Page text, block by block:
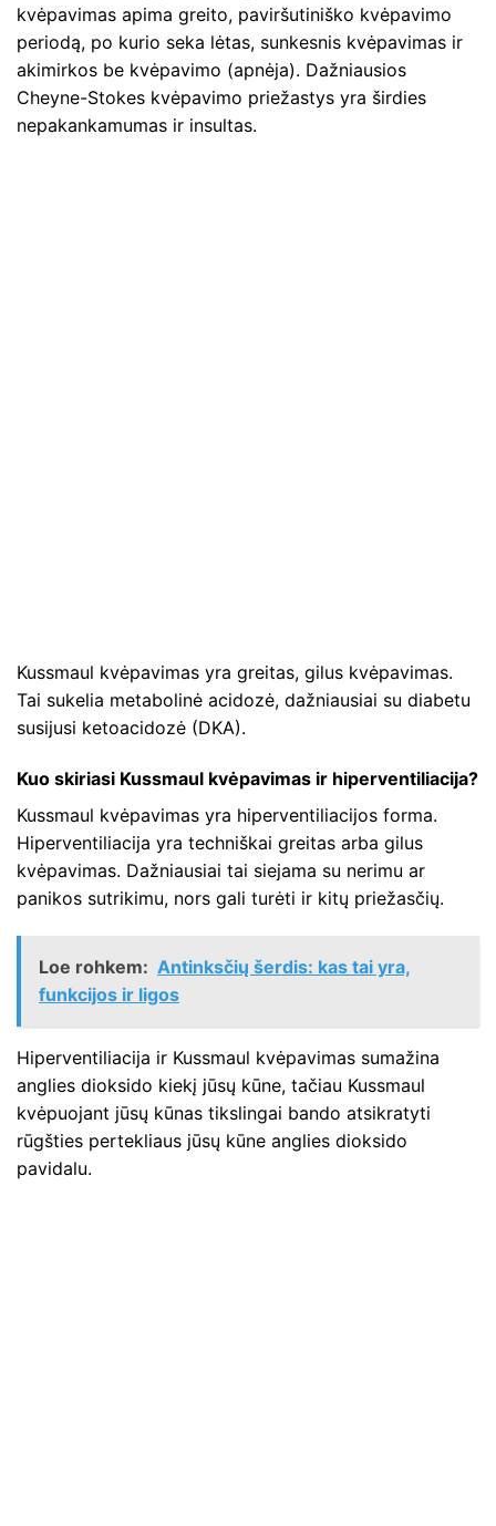
kvėpavimas apima greito, paviršutiniško kvėpavimo
periodą, po kurio seka lėtas, sunkesnis kvėpavimas ir
akimirkos be kvėpavimo (apnėja). Dažniausios
Cheyne-Stokes kvėpavimo priežastys yra širdies
nepakankamumas ir insultas.
Kussmaul kvėpavimas yra greitas, gilus kvėpavimas.
Tai sukelia metabolinė acidozė, dažniausiai su diabetu
susijusi ketoacidozė (DKA).
Kuo skiriasi Kussmaul kvėpavimas ir hiperventiliacija?
Kussmaul kvėpavimas yra hiperventiliacijos forma.
Hiperventiliacija yra techniškai greitas arba gilus
kvėpavimas. Dažniausiai tai siejama su nerimu ar
panikos sutrikimu, nors gali turėti ir kitų priežasčių.
Loe rohkem: Antinksčių šerdis: kas tai yra,
funkcijos ir ligos
Hiperventiliacija ir Kussmaul kvėpavimas sumažina
anglies dioksido kiekį jūsų kūne, tačiau Kussmaul
kvėpuojant jūsų kūnas tikslingai bando atsikratyti
rūgšties pertekliaus jūsų kūne anglies dioksido
pavidalu.